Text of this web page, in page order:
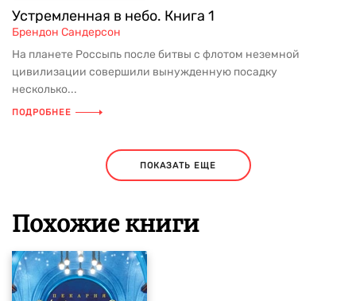
Устремленная в небо. Книга 1
Брендон Сандерсон
На планете Россыпь после битвы с флотом неземной
цивилизации совершили вынужденную посадку
несколько...
ПОДРОБНЕЕ
ПОКАЗАТЬ ЕЩЕ
Похожие книги